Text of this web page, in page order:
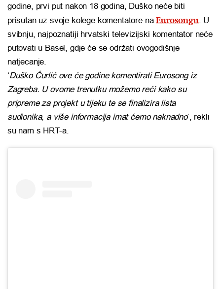
godine, prvi put nakon 18 godina, Duško neće biti
prisutan uz svoje kolege komentatore naEurosongu. U
svibnju, najpoznatiji hrvatski televizijski komentator neće
putovati u Basel, gdje će se održati ovogodišnje
natjecanje.
‘Duško Ćurlić ove će godine komentirati Eurosong iz
Zagreba. U ovome trenutku možemo reći kako su
pripreme za projekt u tijeku te se finalizira lista
sudionika, a više informacija imat ćemo naknadno‘, rekli
su nam s HRT-a.